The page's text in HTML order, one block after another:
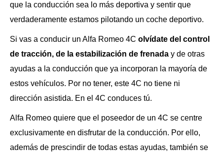
que la conducción sea lo más deportiva y sentir que
verdaderamente estamos pilotando un coche deportivo.
Si vas a conducir un Alfa Romeo 4C olvídate del control
de tracción, de la estabilización de frenada y de otras
ayudas a la conducción que ya incorporan la mayoría de
estos vehículos. Por no tener, este 4C no tiene ni
dirección asistida. En el 4C conduces tú.
Alfa Romeo quiere que el poseedor de un 4C se centre
exclusivamente en disfrutar de la conducción. Por ello,
además de prescindir de todas estas ayudas, también se